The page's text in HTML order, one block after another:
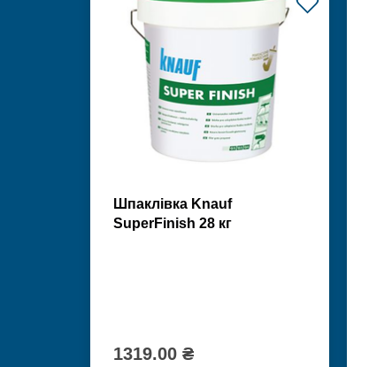
Шпаклівка Knauf
SuperFinish 28 кг
1319.00 ₴